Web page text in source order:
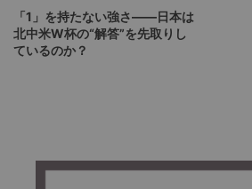
「1」を持たない強さ――日本は
北中米W杯の“解答”を先取りし
ているのか？